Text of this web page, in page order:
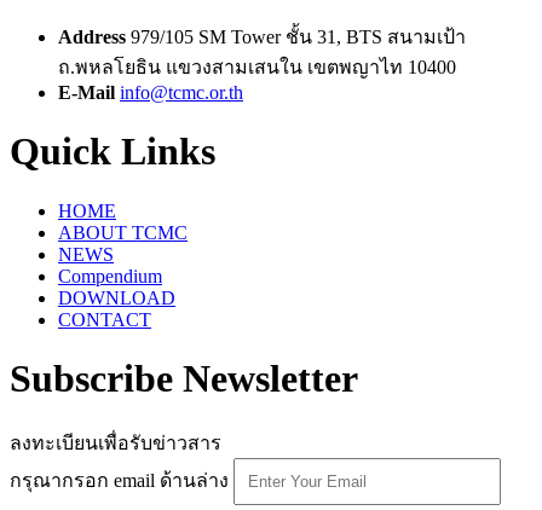
Address 979/105 SM Tower ชั้น 31, BTS สนามเป้า
ถ.พหลโยธิน แขวงสามเสนใน เขตพญาไท 10400
E-Mail info@tcmc.or.th
Quick Links
HOME
ABOUT TCMC
NEWS
Compendium
DOWNLOAD
CONTACT
Subscribe Newsletter
ลงทะเบียนเพื่อรับข่าวสาร
กรุณากรอก email ด้านล่าง